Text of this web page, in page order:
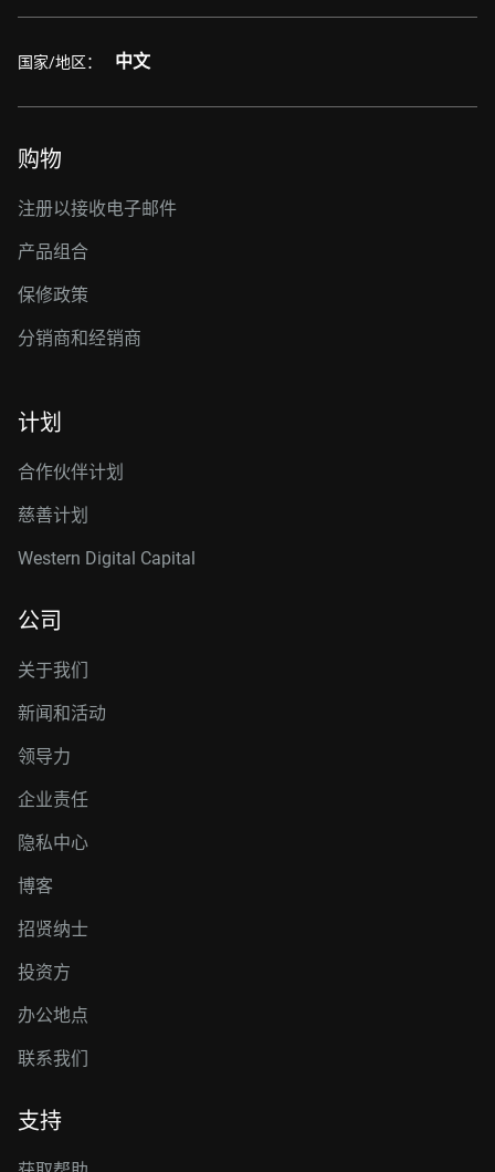
国家/地区： 中文
购物
注册以接收电子邮件
产品组合
保修政策
分销商和经销商
计划
合作伙伴计划
慈善计划
Western Digital Capital
公司
关于我们
新闻和活动
领导力
企业责任
隐私中心
博客
招贤纳士
投资方
办公地点
联系我们
支持